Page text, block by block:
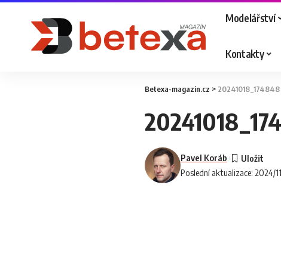
Modelářství
Kontakty
Betexa-magazin.cz > 20241018_174848
Poslední aktualizace: 2024/
Pavel Koráb